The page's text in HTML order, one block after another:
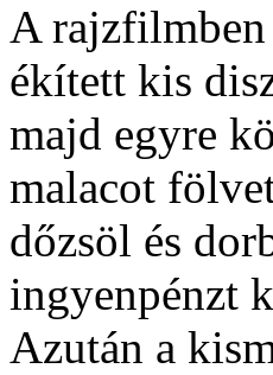
A rajzfilmben
ékített kis
majd egyre
malacot
dőzsöl és
ingyenpénzt
Azután a